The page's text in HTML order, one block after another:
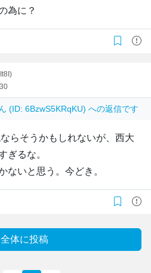
為に？
(ID: 6BzwS5KRqKU) への返信です
らそうかもしれないが、西大
ぎるな。
ないと思う。今どき。
全体に投稿